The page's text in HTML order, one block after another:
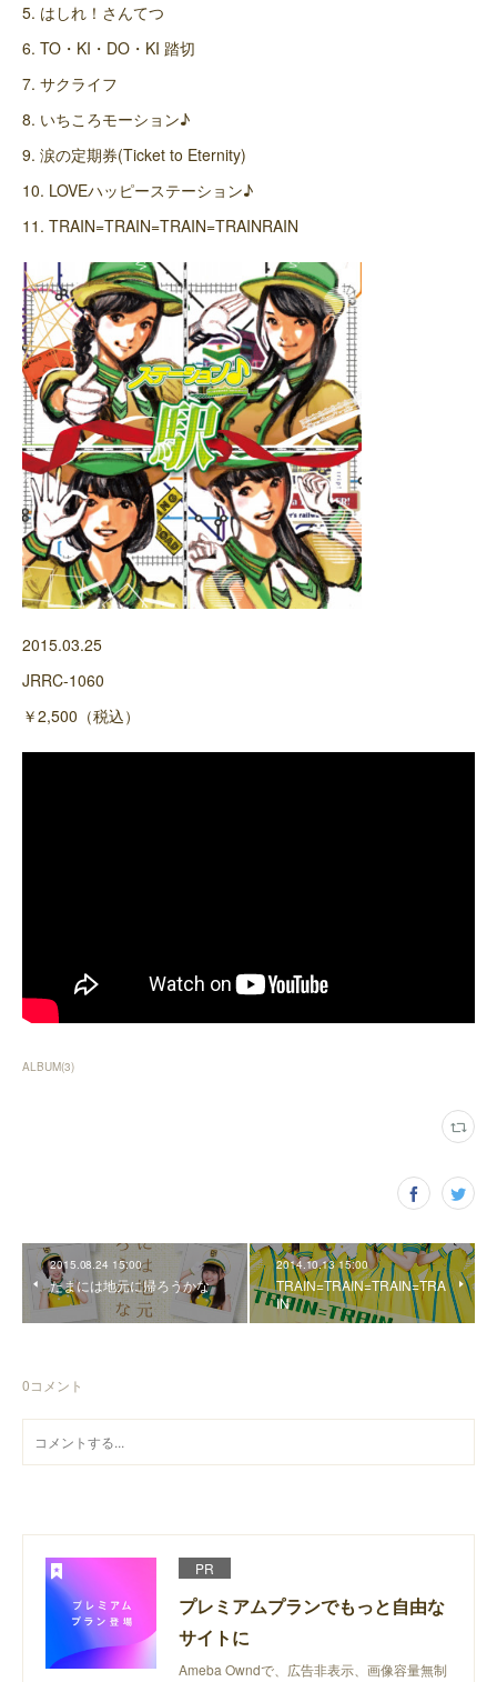
5. はしれ！さんてつ
6. TO・KI・DO・KI 踏切
7. サクライフ
8. いちころモーション♪
9. 涙の定期券(Ticket to Eternity)
10. LOVEハッピーステーション♪
11. TRAIN=TRAIN=TRAIN=TRAINRAIN
2015.03.25
JRRC-1060
￥2,500（税込）
ALBUM(3)
2015.08.24 15:00
たまには地元に帰ろうかな
2014.10.13 15:00
TRAIN=TRAIN=TRAIN=TRA
IN
0コメント
PR
プレミアムプランでもっと自由な
サイトに
Ameba Owndで、広告非表示、画像容量無制